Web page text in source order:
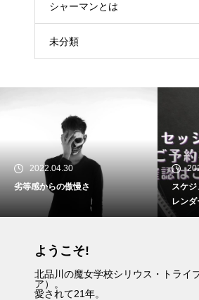
シャーマンとは
未分類
2022.04.30
劣等感からの傲慢さ
スケ
レンダ
ようこそ!
北品川の魔女学校シリウス・トライ
ア）。
愛されて21年。